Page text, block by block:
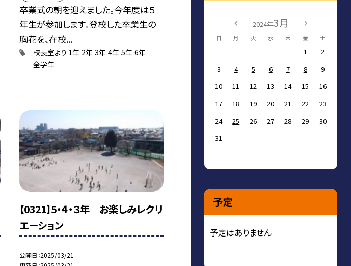
卒業式の朝を迎えました。今年度は５
年生が参加します。登校した卒業生の
胸花を、在校...
校長室より 1年 2年 3年 4年 5年 6年
全学年
【0321】5・４・３年 お楽しみレクリ
エーション
公開日 2025/03/21
2024年3月
日 月 火 水 木 金 土
1
2
3
4 5 6 7 8
9
10
11 12 13 14 15
16
17
18 19 20 21 22
23
24
25 26 27 28 29
30
31
予定
予定はありません